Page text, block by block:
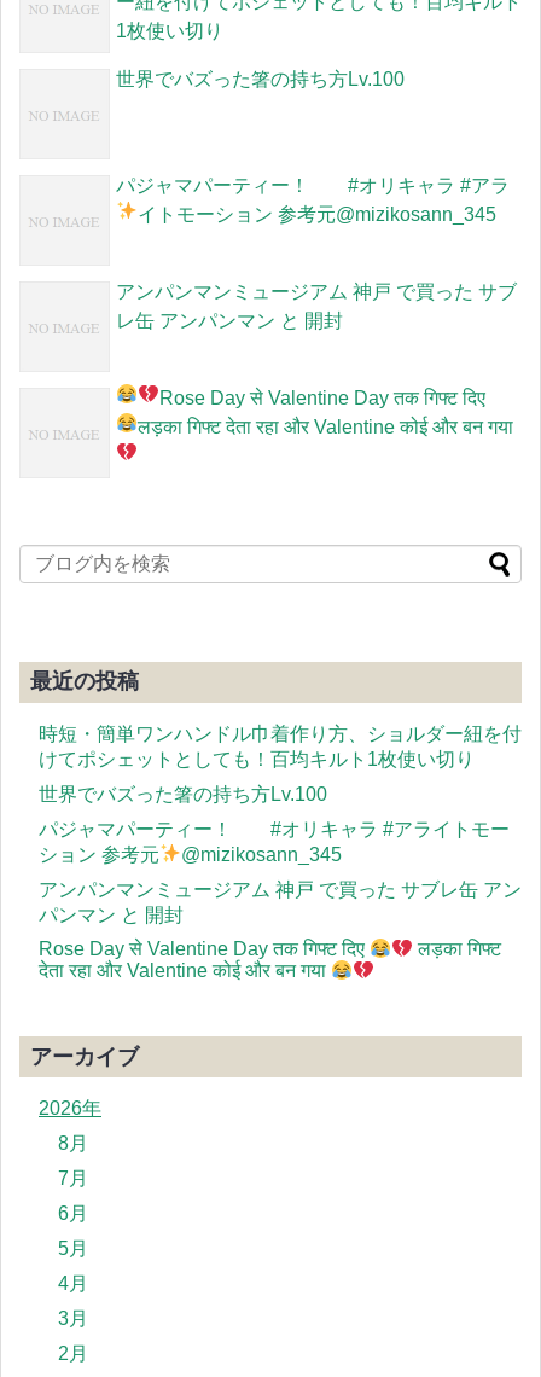
1枚使い切り
世界でバズった箸の持ち方Lv.100
パジャマパーティー！ #オリキャラ #アラ
イトモーション 参考元@mizikosann_345
アンパンマンミュージアム 神戸 で買った サブ
レ缶 アンパンマン と 開封
Rose Day से Valentine Day तक गिफ्ट दिए
लड़का गिफ्ट देता रहा और Valentine कोई और बन गया
最近の投稿
時短・簡単ワンハンドル巾着作り方、ショルダー紐を付
けてポシェットとしても！百均キルト1枚使い切り
世界でバズった箸の持ち方Lv.100
パジャマパーティー！ #オリキャラ #アライトモー
ション 参考元
@mizikosann_345
アンパンマンミュージアム 神戸 で買った サブレ缶 アン
パンマン と 開封
Rose Day से Valentine Day तक गिफ्ट दिए
लड़का गिफ्ट
देता रहा और Valentine कोई और बन गया
アーカイブ
2026年
8月
7月
6月
5月
4月
3月
2月